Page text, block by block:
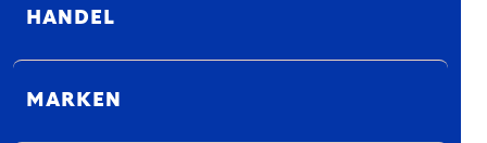
HANDEL
MARKEN